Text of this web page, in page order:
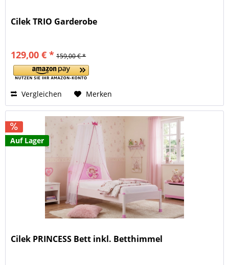
Cilek TRIO Garderobe
129,00 € * 159,00 € *
Vergleichen Merken
Auf Lager
Cilek PRINCESS Bett inkl. Betthimmel